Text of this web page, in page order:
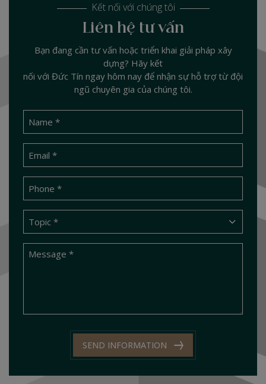
Kết nối với chúng tôi
Liên hệ tư vấn
Bạn đang cần tư vấn hoặc triển khai giải pháp xây
dựng? Hãy kết
nối với Đức Tín ngay hôm nay để nhận sự hỗ trợ từ đội
ngũ chuyên gia của chúng tôi.
SEND INFORMATION